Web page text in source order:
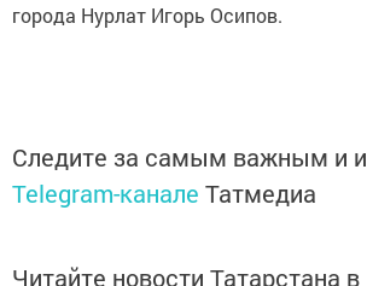
города Нурлат Игорь Осипов.
Следите за самым важным и
Telegram-канале Татмедиа
Читайте новости Татарстана в